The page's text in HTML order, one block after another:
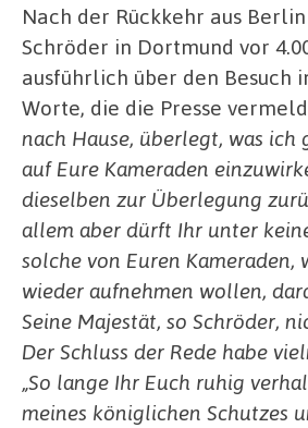
Nach der Rückkehr aus
Schröder in Dortmund vor
ausführlich über den Besuch
Worte, die die Presse
nach Hause, überlegt, was ich
auf Eure Kameraden
dieselben zur Überlegung
allem aber dürft Ihr unter
solche von Euren Kameraden,
wieder aufnehmen wollen,
Seine Majestät, so Schröder,
Der Schluss der Rede habe
„So lange Ihr Euch ruhig
meines königlichen Schutzes